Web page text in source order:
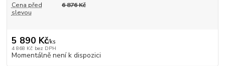
Cena před
slevou
6 876 Kč
5 890 Kč/ks
4 868 Kč bez DPH
Momentálně není k dispozici